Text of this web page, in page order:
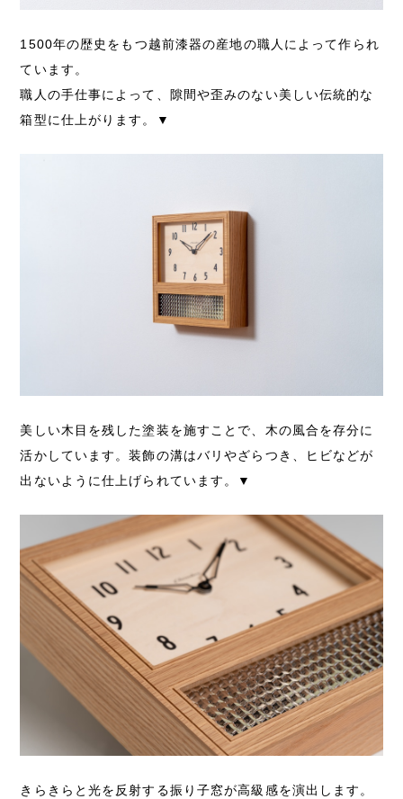
1500年の歴史をもつ越前漆器の産地の職人によって作られ
ています。
職人の手仕事によって、隙間や歪みのない美しい伝統的な
箱型に仕上がります。▼
美しい木目を残した塗装を施すことで、木の風合を存分に
活かしています。装飾の溝はバリやざらつき、ヒビなどが
出ないように仕上げられています。▼
きらきらと光を反射する振り子窓が高級感を演出します。